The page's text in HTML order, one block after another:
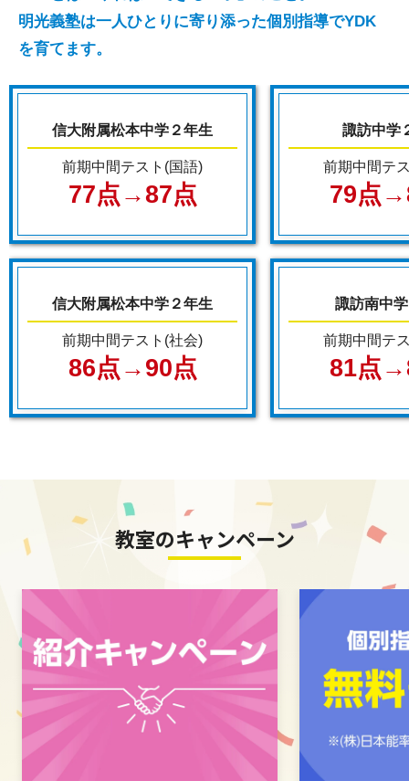
明光義塾は一人ひとりに寄り添った個別指導でYDK
を育てます。
信大附属松本中学２年生
前期中間テスト(国語)
77点→87点
信大附属松本中学２年生
前期中間テスト(社会)
86点→90点
諏訪中学
前期中間テ
79点
諏訪南中
前期中間テ
81点
教室のキャンペーン